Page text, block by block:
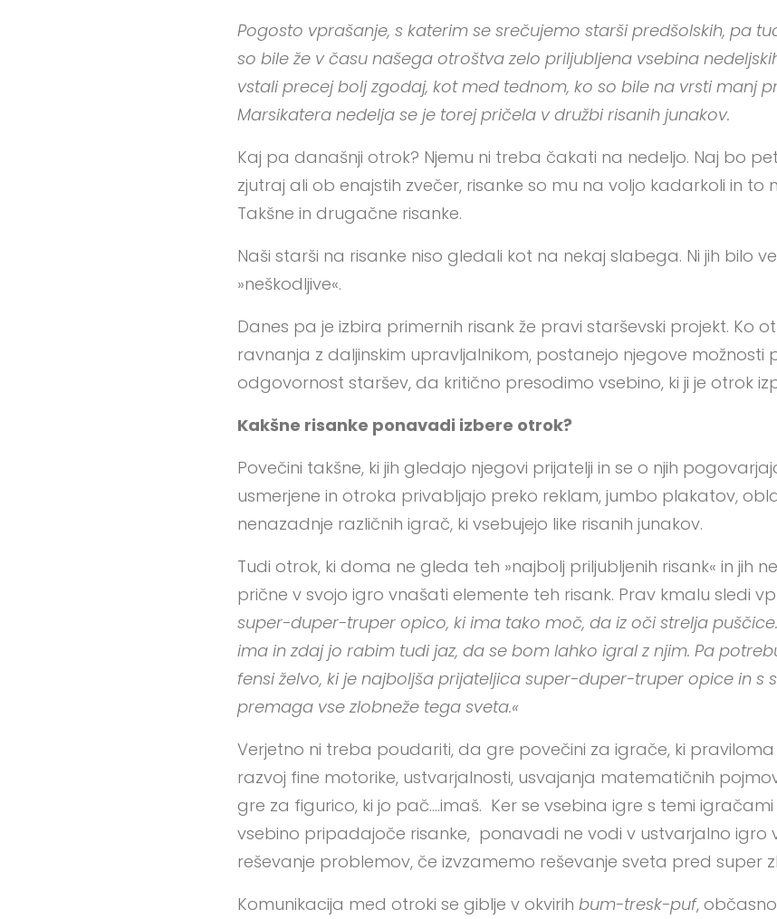
Pogosto vprašanje, s katerim se srečujemo starši predšolskih, pa
so bile že v času našega otroštva zelo priljubljena vsebina
vstali precej bolj zgodaj, kot med tednom, ko so bile na vrsti manj
Marsikatera nedelja se je torej pričela v družbi risanih junakov.
Kaj pa današnji otrok? Njemu ni treba čakati na nedeljo. Naj bo
zjutraj ali ob enajstih zvečer, risanke so mu na voljo kadarkoli in to
Takšne in drugačne risanke.
Naši starši na risanke niso gledali kot na nekaj slabega. Ni jih bilo
»neškodljive«.
Danes pa je izbira primernih risank že pravi starševski projekt. Ko
ravnanja z daljinskim upravljalnikom, postanejo njegove možnosti
odgovornost staršev, da kritično presodimo vsebino, ki ji je otrok
Kakšne risanke ponavadi izbere otrok?
Povečini takšne, ki jih gledajo njegovi prijatelji in se o njih
usmerjene in otroka privabljajo preko reklam, jumbo plakatov,
nenazadnje različnih igrač, ki vsebujejo like risanih junakov.
Tudi otrok, ki doma ne gleda teh »najbolj priljubljenih risank« in jih
prične v svojo igro vnašati elemente teh risank. Prav kmalu sledi
super-duper-truper opico, ki ima tako moč, da iz oči strelja
ima in zdaj jo rabim tudi jaz, da se bom lahko igral z njim. Pa
fensi želvo, ki je najboljša prijateljica super-duper-truper opice in
premaga vse zlobneže tega sveta.«
Verjetno ni treba poudariti, da gre povečini za igrače, ki
razvoj fine motorike, ustvarjalnosti, usvajanja matematičnih
gre za figurico, ki jo pač….imaš. Ker se vsebina igre s temi
vsebino pripadajoče risanke, ponavadi ne vodi v ustvarjalno igro
reševanje problemov, če izvzamemo reševanje sveta pred super
Komunikacija med otroki se giblje v okvirihbum-tresk-puf,